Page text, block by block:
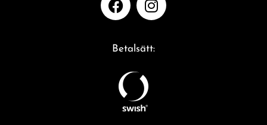
Betalsätt: